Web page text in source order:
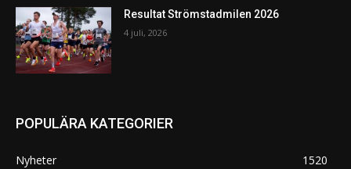
Resultat Strömstadmilen 2026
4 juli, 2026
POPULÄRA KATEGORIER
Nyheter
1520